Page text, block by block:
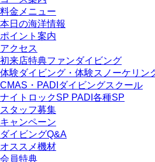
料金メニュー
本日の海洋情報
ポイント案内
アクセス
初来店特典ファンダイビング
体験ダイビング・体験スノーケリン
CMAS・PADIダイビングスクール
ナイトロックSP PADI各種SP
スタッフ募集
キャンペーン
ダイビングQ&A
オススメ機材
会員特典